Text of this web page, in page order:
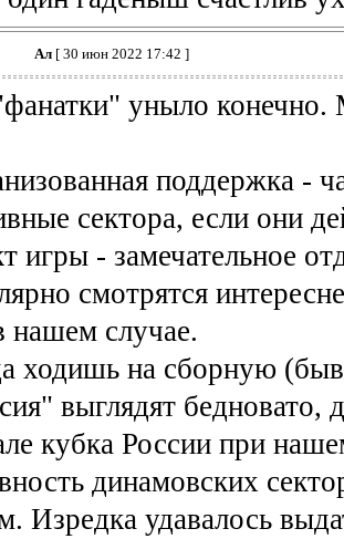
Ал[ 30 июн 2022 17:42 ]
уныло
поддержка -
сектора, если они
игры - замечательное
смотрятся
нашем случае.
ходишь на сборную
выглядят
кубка России при
динамовских
Изредка удавалось